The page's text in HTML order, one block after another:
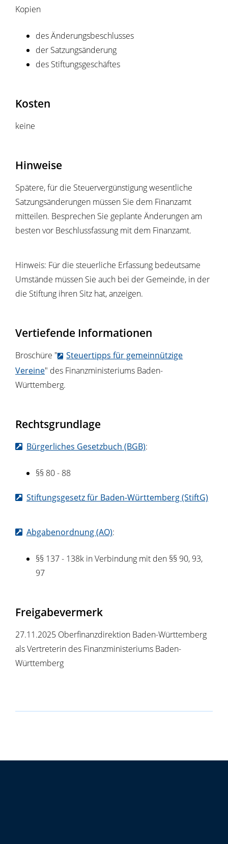
Kopien
des Änderungsbeschlusses
der Satzungsänderung
des Stiftungsgeschäftes
Kosten
keine
Hinweise
Spätere, für die Steuervergünstigung wesentliche
Satzungsänderungen müssen Sie dem Finanzamt
mitteilen. Besprechen Sie geplante Änderungen am
besten vor Beschlussfassung mit dem Finanzamt.
Hinweis: Für die steuerliche Erfassung bedeutsame
Umstände müssen Sie auch bei der Gemeinde, in der
die Stiftung ihren Sitz hat, anzeigen.
Vertiefende Informationen
Broschüre "
Steuertipps für gemeinnützige
Vereine" des Finanzministeriums Baden-
Württemberg.
Rechtsgrundlage
Bürgerliches Gesetzbuch (BGB):
§§ 80 - 88
Stiftungsgesetz für Baden-Württemberg (StiftG)
Abgabenordnung (AO):
§§ 137 - 138k in Verbindung mit den §§ 90, 93,
97
Freigabevermerk
27.11.2025 Oberfinanzdirektion Baden-Württemberg
als Vertreterin des Finanzministeriums Baden-
Württemberg